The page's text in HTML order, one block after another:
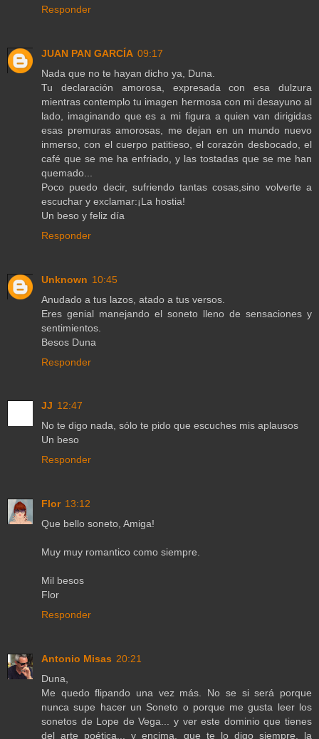
Responder
JUAN PAN GARCÍA 09:17
Nada que no te hayan dicho ya, Duna.
Tu declaración amorosa, expresada con esa dulzura
mientras contemplo tu imagen hermosa con mi desayuno al
lado, imaginando que es a mi figura a quien van dirigidas
esas premuras amorosas, me dejan en un mundo nuevo
inmerso, con el cuerpo patitieso, el corazón desbocado, el
café que se me ha enfriado, y las tostadas que se me han
quemado...
Poco puedo decir, sufriendo tantas cosas,sino volverte a
escuchar y exclamar:¡La hostia!
Un beso y feliz día
Responder
Unknown 10:45
Anudado a tus lazos, atado a tus versos.
Eres genial manejando el soneto lleno de sensaciones y
sentimientos.
Besos Duna
Responder
JJ 12:47
No te digo nada, sólo te pido que escuches mis aplausos
Un beso
Responder
Flor 13:12
Que bello soneto, Amiga!
Muy muy romantico como siempre.
Mil besos
Flor
Responder
Antonio Misas 20:21
Duna,
Me quedo flipando una vez más. No se si será porque
nunca supe hacer un Soneto o porque me gusta leer los
sonetos de Lope de Vega... y ver este dominio que tienes
del arte poética... y encima, que te lo digo siempre, la